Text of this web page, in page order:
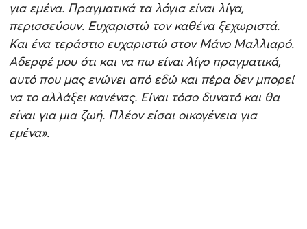
για εμένα. Πραγματικά τα λόγια είναι λίγα,
περισσεύουν. Ευχαριστώ τον καθένα ξεχωριστά.
Και ένα τεράστιο ευχαριστώ στον Μάνο Μαλλιαρό.
Αδερφέ μου ότι και να πω είναι λίγο πραγματικά,
αυτό που μας ενώνει από εδώ και πέρα δεν μπορεί
να το αλλάξει κανένας. Είναι τόσο δυνατό και θα
είναι για μια ζωή. Πλέον είσαι οικογένεια για
εμένα».